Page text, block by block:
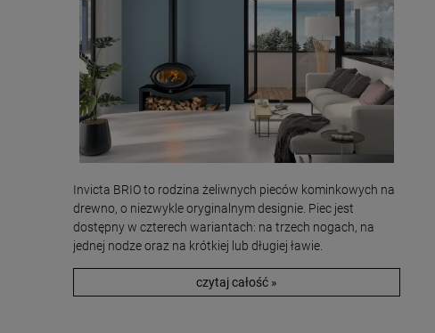
Invicta BRIO to rodzina żeliwnych pieców kominkowych na
drewno, o niezwykle oryginalnym designie. Piec jest
dostępny w czterech wariantach: na trzech nogach, na
jednej nodze oraz na krótkiej lub długiej ławie.
czytaj całość »